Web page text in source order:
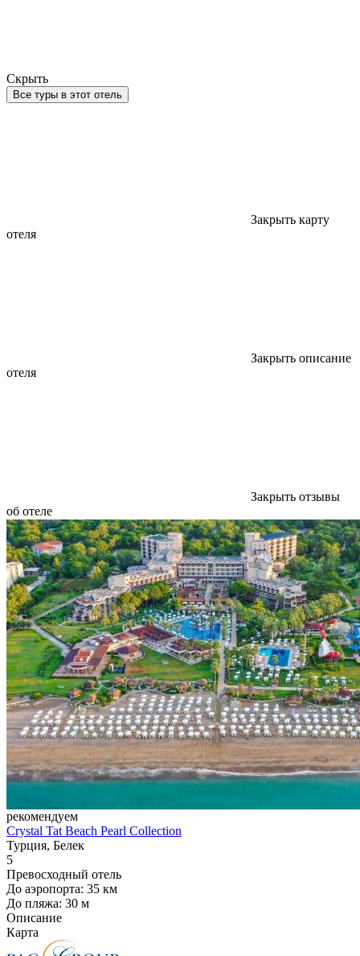
Скрыть
Все туры в этот отель
Закрыть карту
отеля
Закрыть описание
отеля
Закрыть отзывы
об отеле
рекомендуем
Crystal Tat Beach Pearl Collection
Турция, Белек
5
Превосходный отель
До аэропорта: 35 км
До пляжа: 30 м
Описание
Карта